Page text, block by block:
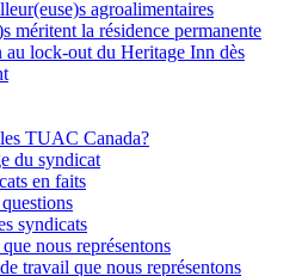
agroalimentaires
méritent la résidence permanente
au lock-out du Heritage Inn dès
TUAC Canada?
du syndicat
en faits
syndicats
nous représentons
travail que nous représentons